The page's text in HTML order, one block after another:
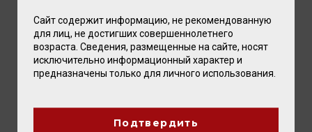
Сайт содержит информацию, не рекомендованную
для лиц, не достигших совершеннолетнего
возраста. Сведения, размещенные на сайте, носят
исключительно информационный характер и
предназначены только для личного использования.
Подтвердить